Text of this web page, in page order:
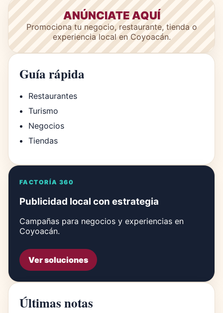
ANÚNCIATE AQUÍ
Promociona tu negocio, restaurante, tienda o
experiencia local en Coyoacán.
Guía rápida
Restaurantes
Turismo
Negocios
Tiendas
FACTORÍA 360
Publicidad local con estrategia
Campañas para negocios y experiencias en
Coyoacán.
Ver soluciones
Últimas notas